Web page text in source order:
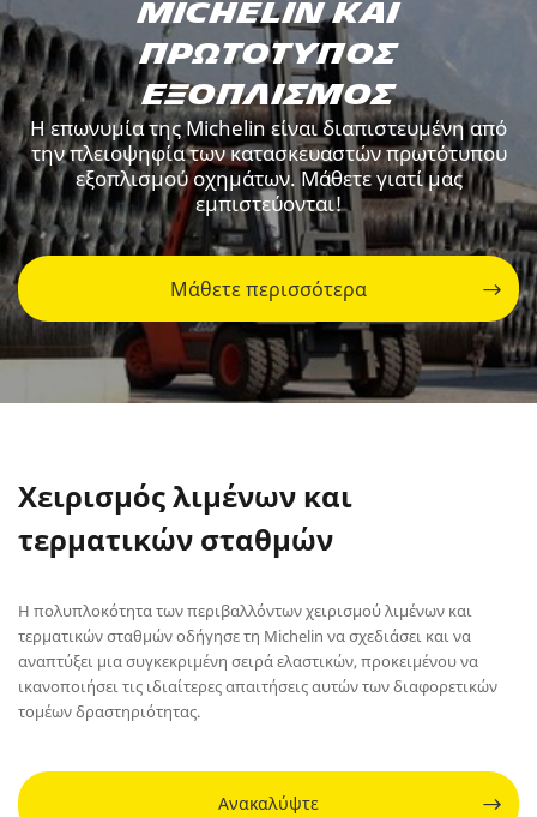
Michelin και
πρωτότυπος
εξοπλισμός
Η επωνυμία της Michelin είναι διαπιστευμένη από
την πλειοψηφία των κατασκευαστών πρωτότυπου
εξοπλισμού οχημάτων. Μάθετε γιατί μας
εμπιστεύονται!
Μάθετε περισσότερα
Χειρισμός λιμένων και
τερματικών σταθμών
Η πολυπλοκότητα των περιβαλλόντων χειρισμού λιμένων και
τερματικών σταθμών οδήγησε τη Michelin να σχεδιάσει και να
αναπτύξει μια συγκεκριμένη σειρά ελαστικών, προκειμένου να
ικανοποιήσει τις ιδιαίτερες απαιτήσεις αυτών των διαφορετικών
τομέων δραστηριότητας.
Ανακαλύψτε